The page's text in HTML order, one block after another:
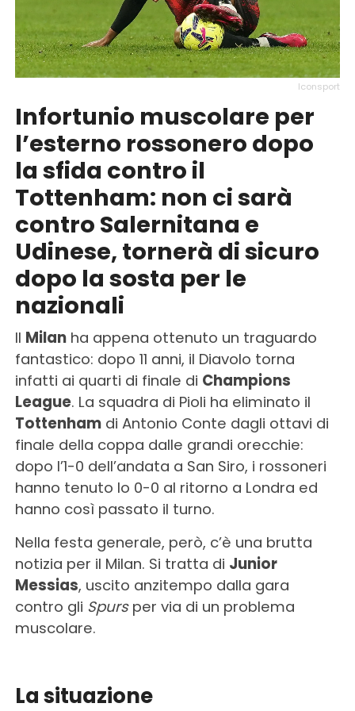
Iconsport
Infortunio muscolare per
l’esterno rossonero dopo
la sfida contro il
Tottenham: non ci sarà
contro Salernitana e
Udinese, tornerà di sicuro
dopo la sosta per le
nazionali
Il Milanha appena ottenuto un traguardo
fantastico: dopo 11 anni, il Diavolo torna
infatti ai quarti di finale di Champions
League. La squadra di Pioli ha eliminato il
Tottenhamdi Antonio Conte dagli ottavi di
finale della coppa dalle grandi orecchie:
dopo l’1-0 dell’andata a San Siro, i rossoneri
hanno tenuto lo 0-0 al ritorno a Londra ed
hanno così passato il turno.
Nella festa generale, però, c’è una brutta
notizia per il Milan. Si tratta di Junior
Messias, uscito anzitempo dalla gara
contro gli Spursper via di un problema
muscolare.
La situazione